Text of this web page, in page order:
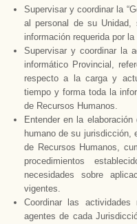
Supervisar y coordinar la
al personal de su Unidad,
información requerida por
Supervisar y coordinar la
informático Provincial,
respecto a la carga y
tiempo y forma toda la
de Recursos Humanos.
Entender en la
humano de su jurisdicción,
de Recursos Humanos,
procedimientos
necesidades sobre
vigentes.
Coordinar las
agentes de cada